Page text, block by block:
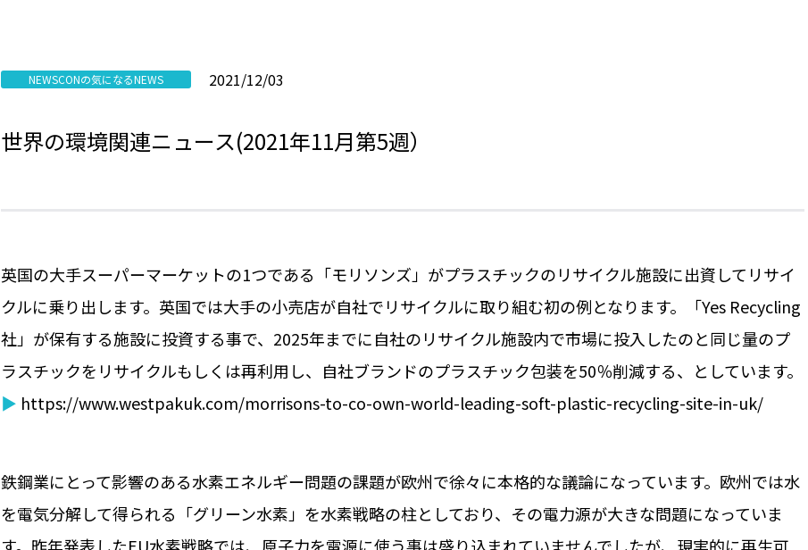
NEWSCONの気になるNEWS 2021/12/03
世界の環境関連ニュース(2021年11月第5週）
英国の大手スーパーマーケットの1つである「モリソンズ」がプラスチックのリサイクル施設に出資してリサイ
クルに乗り出します。英国では大手の小売店が自社でリサイクルに取り組む初の例となります。「Yes Recycling
社」が保有する施設に投資する事で、2025年までに自社のリサイクル施設内で市場に投入したのと同じ量のプ
ラスチックをリサイクルもしくは再利用し、自社ブランドのプラスチック包装を50％削減する、としています。
▶ https://www.westpakuk.com/morrisons-to-co-own-world-leading-soft-plastic-recycling-site-in-uk/
鉄鋼業にとって影響のある水素エネルギー問題の課題が欧州で徐々に本格的な議論になっています。欧州では水
を電気分解して得られる「グリーン水素」を水素戦略の柱としており、その電力源が大きな問題になっていま